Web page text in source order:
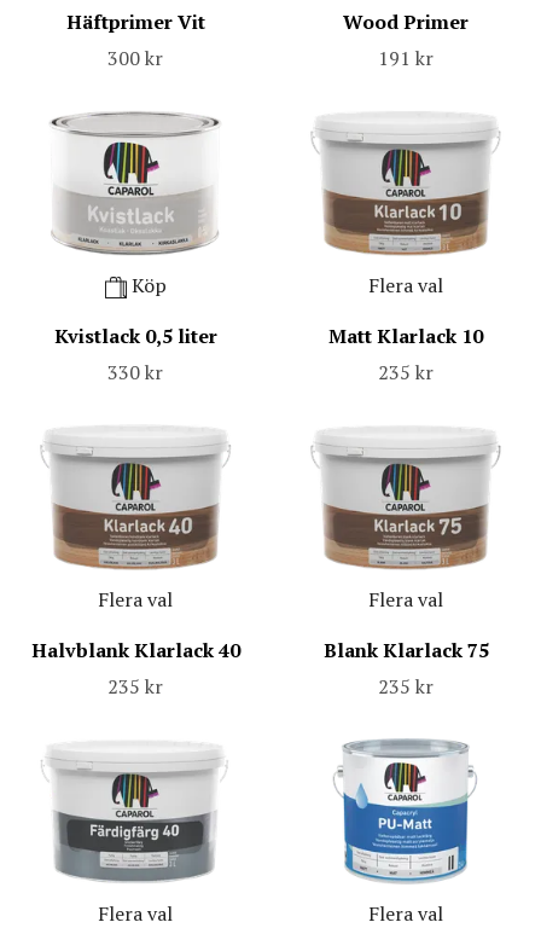
Häftprimer Vit
300 kr
Wood Primer
191 kr
Köp
Kvistlack 0,5 liter
330 kr
Flera val
Matt Klarlack 10
235 kr
Flera val
Halvblank Klarlack 40
235 kr
Flera val
Blank Klarlack 75
235 kr
Flera val
Flera val